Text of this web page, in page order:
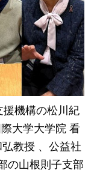
援機構の松川紀
大学大学院 看
教授 、公益社
の山根則子支部